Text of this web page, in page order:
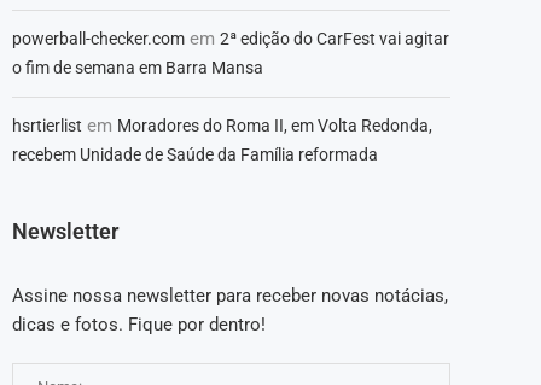
powerball-checker.com em 2ª edição do CarFest vai agitar
o fim de semana em Barra Mansa
hsrtierlist em Moradores do Roma II, em Volta Redonda,
recebem Unidade de Saúde da Família reformada
Newsletter
Assine nossa newsletter para receber novas notácias,
dicas e fotos. Fique por dentro!